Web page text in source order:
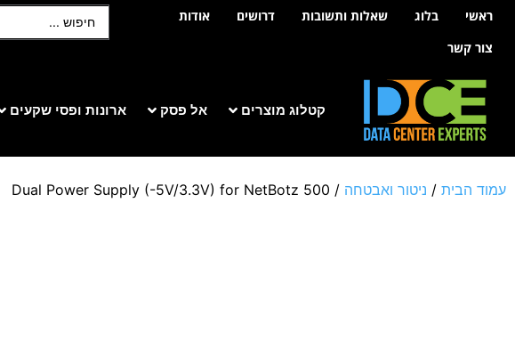
לתוכןראשי בלוג שאלות ותשובות דרושים
אודות
צור קשר
קטלוג מוצרים אל פסק ארונות ופסי שקעים
עמוד הבית / ניטור ואבטחה / Dual Power Supply (-5V/3.3V) for NetBotz 500